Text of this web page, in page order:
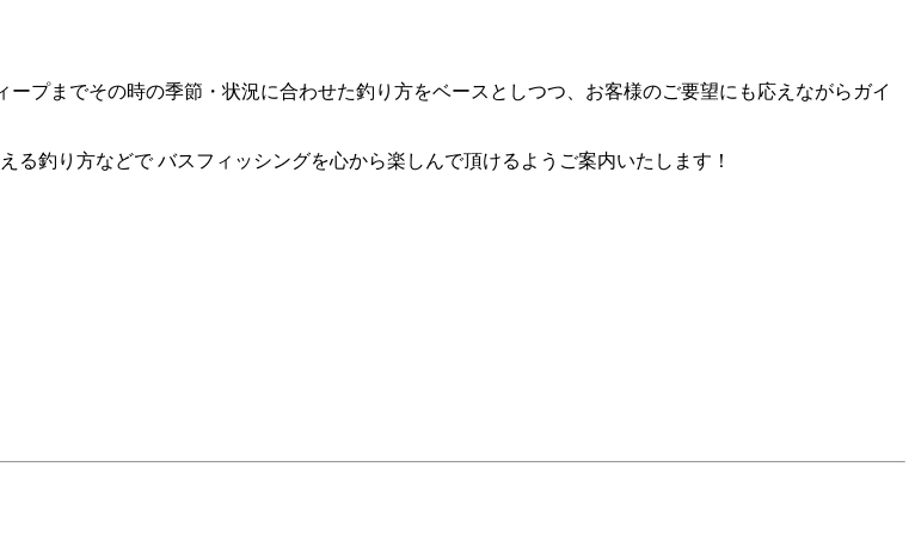
プまでその時の季節・状況に合わせた釣り方をベースとしつつ、お客様のご要望にも応えながらガイ
釣り方などで バスフィッシングを心から楽しんで頂けるようご案内いたします！